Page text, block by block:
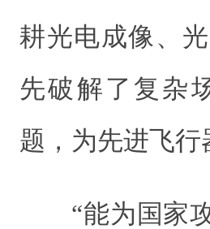
耕光电成像、
先破解了复杂
题，为先进飞行
“能为国家